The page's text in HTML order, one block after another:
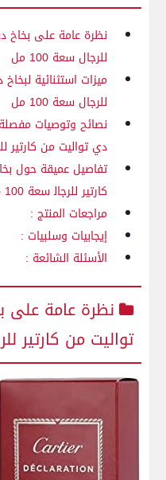
نظرة عامة على بخاخ
للرجال⁤ سعة 100‍ مل
ميزات استثنائية
للرجال ​سعة ‌100 مل ⁣
نصائح وتوصيات
دي تواليت​ من كارتير
تفاصيل عميقة حول
كارتير للرجال‍ سعة​ 100⁢ مل
مراجعات المنتج :
إيجابيات ⁤وسلبيات :
الأسئلة الشائعة :
نظرة ⁢عامة على
تواليت ⁤من كارتير